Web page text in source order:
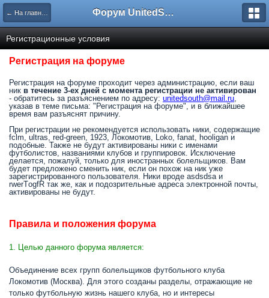
← На главную Форум UnitedSouth
Регистрационные условия
Регистрация на форуме
Регистрация на форуме проходит через администрацию, если ваш
ник в течение 3-ех дней с момента регистрации не активирован
- обратитесь за разъяснением по адресу: unitedsouth@mail.ru,
указав в теме письма: "Регистрация на форуме", и в ближайшее
время вам разъяснят причину.
При регистрации не рекомендуется использовать ники, содержащие
fclm, ultras, red-green, 1923, Локомотив, Loko, fanat, hooligan и
подобные. Также не будут активированы ники с именами
футболистов, названиями клубов и группировок. Исключение
делается, пожалуй, только для иностранных болельщиков. Вам
будет предложено сменить ник, если он похож на ник уже
зарегистрированного пользователя. Ники вроде asdsdsa и
rwerTоgfR так же, как и подозрительные адреса электронной почты,
активированы не будут.
Правила и положения форума
1. Целью данного форума является:
Объединение всех групп болельщиков футбольного клуба
Локомотив (Москва). Для этого созданы разделы, отражающие не
только футбольную жизнь нашего клуба, но и интересы